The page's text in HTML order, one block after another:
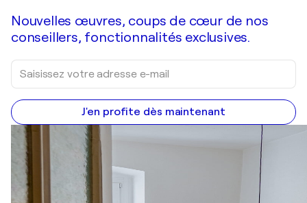
Nouvelles œuvres, coups de cœur de nos
conseillers, fonctionnalités exclusives.
J'en profite dès maintenant